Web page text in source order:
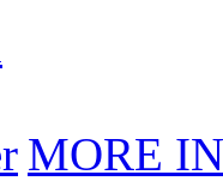
MORE